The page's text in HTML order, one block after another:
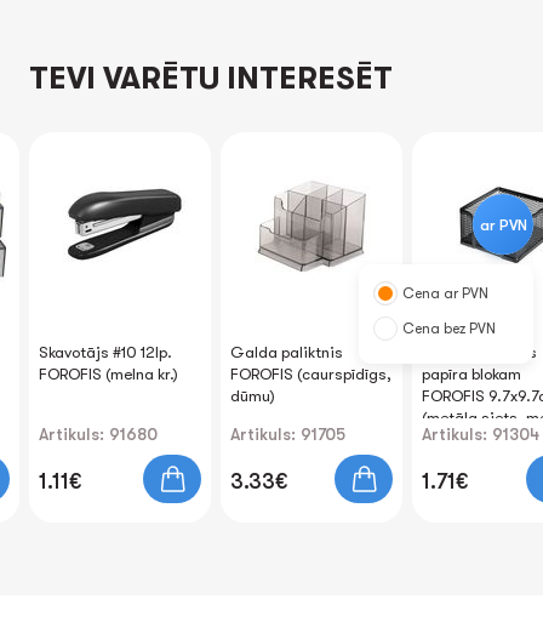
TEVI VARĒTU INTERESĒT
Skavotājs #10 12lp.
FOROFIS (melna kr.)
Artikuls: 91680
1.11€
Galda paliktnis
FOROFIS (caurspīdīgs,
dūmu)
Artikuls: 91705
3.33€
Metāla paliktnis
papīra blokam
FOROFIS
(metāla siets,
Artikuls: 91304
1.71€
ar PVN
Cena ar PVN
Cena bez PVN